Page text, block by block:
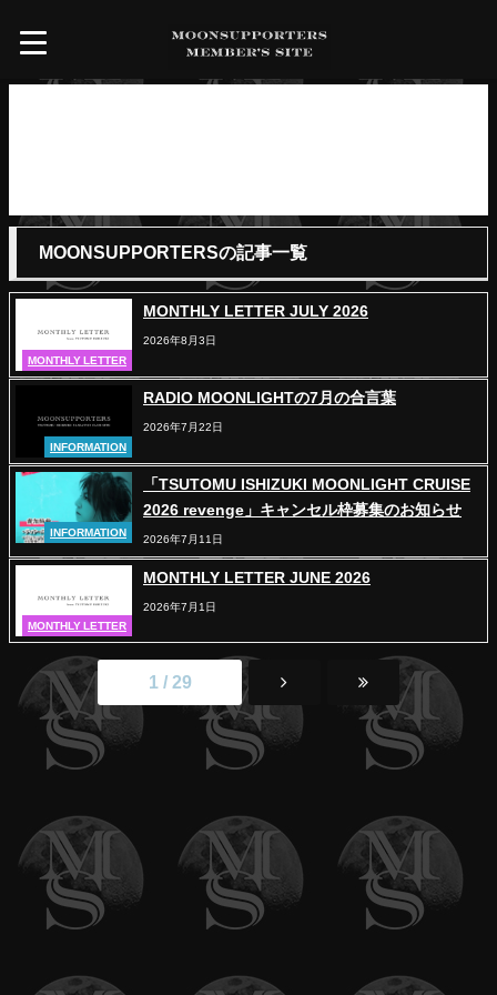
MOONSUPPORTERSの記事一覧
MONTHLY LETTER
MONTHLY LETTER JULY 2026
2026年8月3日
INFORMATION
RADIO MOONLIGHTの7月の合言葉
2026年7月22日
INFORMATION
「TSUTOMU ISHIZUKI MOONLIGHT CRUISE
2026 revenge」キャンセル枠募集のお知らせ
2026年7月11日
MONTHLY LETTER
MONTHLY LETTER JUNE 2026
2026年7月1日
1 / 29